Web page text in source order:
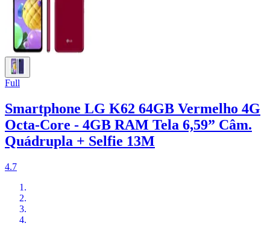
Full
Smartphone LG K62 64GB Vermelho 4G
Octa-Core - 4GB RAM Tela 6,59” Câm.
Quádrupla + Selfie 13M
4.7